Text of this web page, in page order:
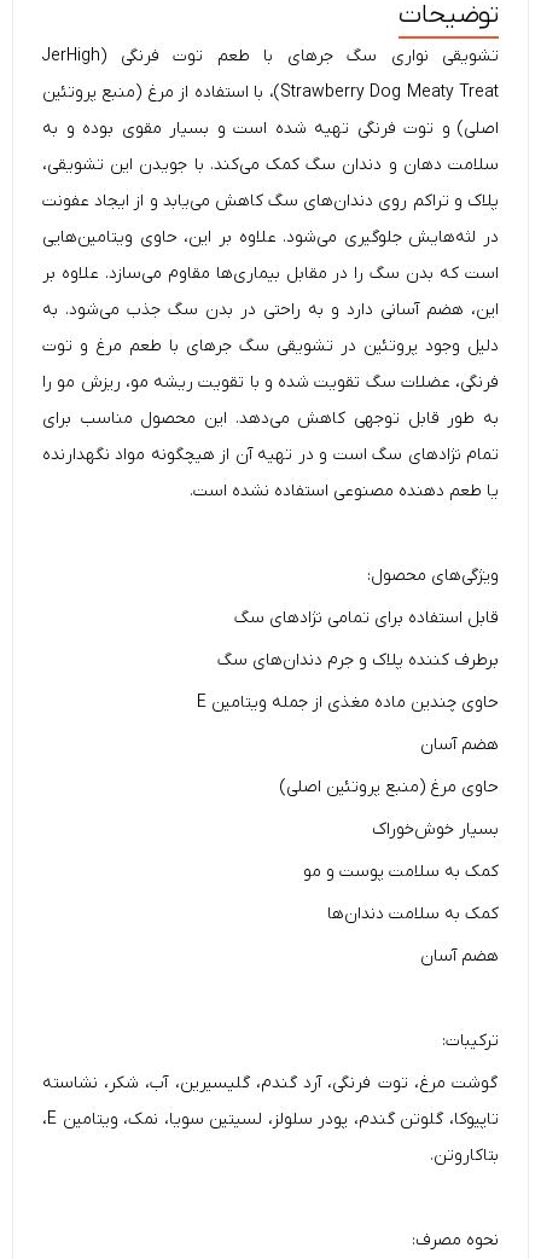
توضیحات
تشویقی نواری سگ جرهای با طعم توت فرنگی (JerHigh
Strawberry Dog Meaty Treat)، با استفاده از مرغ (منبع پروتئین
اصلی) و توت فرنگی تهیه شده است و بسیار مقوی بوده و به
سلامت دهان و دندان سگ کمک می‌کند. با جویدن این تشویقی،
پلاک و تراکم روی دندان‌های سگ کاهش می‌یابد و از ایجاد عفونت
در لثه‌هایش جلوگیری می‌شود. علاوه بر این، حاوی ویتامین‌هایی
است که بدن سگ را در مقابل بیماری‌ها مقاوم می‌‌سازد. علاوه بر
این، هضم آسانی دارد و به راحتی در بدن سگ جذب می‌شود. به
دلیل وجود پروتئین در تشویقی سگ جرهای با طعم مرغ و توت
فرنگی، عضلات سگ تقویت شده و با تقویت ریشه مو، ریزش مو را
به طور قابل توجهی کاهش می‌دهد. این محصول مناسب برای
تمام نژادهای سگ است و در تهیه‌ آن از هیچگونه مواد نگهدارنده
یا طعم دهنده مصنوعی استفاده نشده است.
ویژگی‌های محصول:
قابل استفاده برای تمامی نژادهای سگ
برطرف کننده پلاک و جرم دندان‌های سگ
حاوی چندین ماده مغذی از جمله ویتامین E
هضم آسان
حاوی مرغ (منبع پروتئین اصلی)
بسیار خوش‌خوراک
کمک به سلامت پوست و مو
کمک به سلامت دندان‌ها
هضم آسان
ترکیبات:
گوشت مرغ، توت فرنگی، آرد گندم، گلیسیرین، آب، شکر، نشاسته
تاپیوکا، گلوتن گندم، پودر سلولز، لسیتین سویا، نمک، ویتامین E،
بتاکاروتن.
نحوه مصرف: